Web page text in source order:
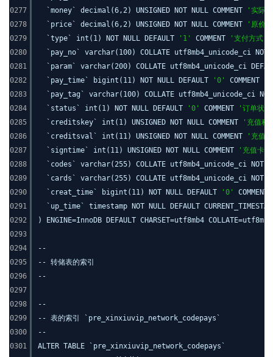
0277
0278
0279
0280
0281
0282
0283
0284
0285
0286
0287
0288
0289
0290
0291
0292
0293
0294
0295
0296
0297
0298
0299
0300
0301
`money` decimal(6,2) UNSIGNED NOT NULL COMMENT
'实际
`price` decimal(6,2) UNSIGNED NOT NULL COMMENT
'原价'
`type` int(1) NOT NULL DEFAULT
'1' COMMENT '支付方式'
`pay_no` varchar(100) COLLATE utf8mb4_unicode_ci NOT
`param` varchar(200) COLLATE utf8mb4_unicode_ci
`pay_time` bigint(11) NOT NULL DEFAULT
'0' COMMENT
`pay_tag` varchar(100) COLLATE utf8mb4_unicode_ci NOT
`status` int(1) NOT NULL DEFAULT
'0' COMMENT
'订单状
`creditskey` int(1) UNSIGNED NOT NULL COMMENT
'充值积
`creditsval` int(11) UNSIGNED NOT NULL COMMENT
'充值
`signtime` int(11) UNSIGNED NOT NULL COMMENT
'充值卡
`codes` varchar(255) COLLATE utf8mb4_unicode_ci NOT
`cards` varchar(255) COLLATE utf8mb4_unicode_ci NOT
`creat_time` bigint(11) NOT NULL DEFAULT
'0' COMMENT
`up_time` timestamp NOT NULL DEFAULT
) ENGINE=InnoDB DEFAULT CHARSET=utf8mb4
--
-- 转储表的索引
--
--
-- 表的索引 `pre_xinxiuvip_network_codepays`
--
ALTER TABLE `pre_xinxiuvip_network_codepays`